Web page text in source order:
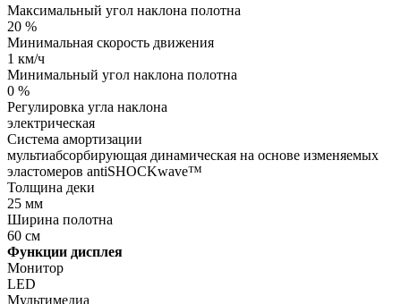
Максимальный угол наклона полотна
20 %
Минимальная скорость движения
1 км/ч
Минимальный угол наклона полотна
0 %
Регулировка угла наклона
электрическая
Система амортизации
мультиабсорбирующая динамическая на основе изменяемых
эластомеров antiSHOCKwave™
Толщина деки
25 мм
Ширина полотна
60 см
Функции дисплея
Монитор
LED
Мультимедиа